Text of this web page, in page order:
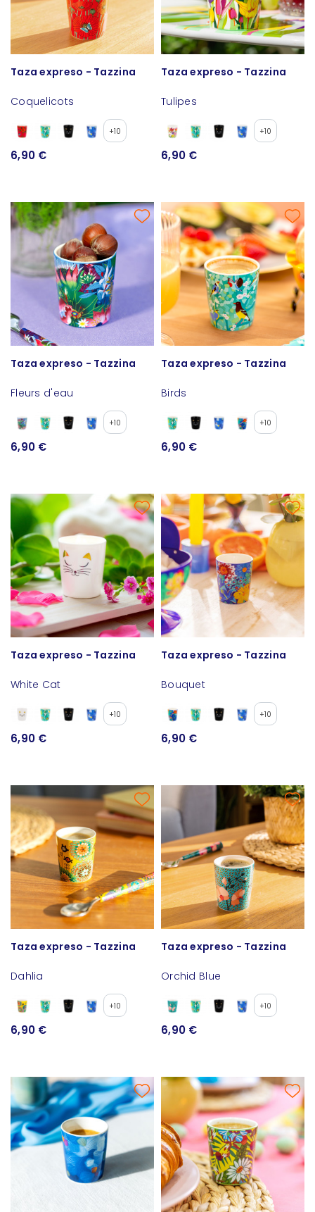
Taza expreso - Tazzina
Coquelicots
+10
6,90 €
Taza expreso - Tazzina
Tulipes
+10
6,90 €
Taza expreso - Tazzina
Fleurs d'eau
+10
6,90 €
Taza expreso - Tazzina
Birds
+10
6,90 €
Taza expreso - Tazzina
White Cat
+10
6,90 €
Taza expreso - Tazzina
Bouquet
+10
6,90 €
Taza expreso - Tazzina
Dahlia
+10
6,90 €
Taza expreso - Tazzina
Orchid Blue
+10
6,90 €